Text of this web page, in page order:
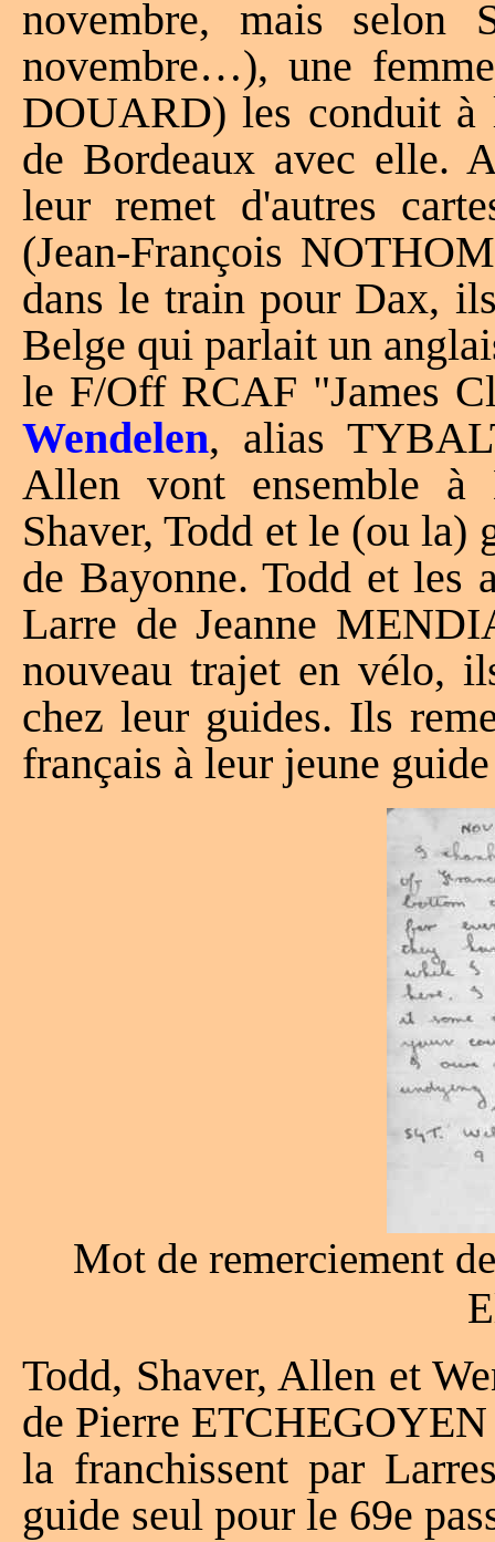
novembre, mais selon
novembre…), une
DOUARD) les conduit à
de Bordeaux avec elle.
leur remet d'autres
(Jean-François
dans le train pour Dax,
Belge qui parlait un
le F/Off RCAF "James
Wendelen, alias
Allen vont ensemble à
Shaver, Todd et le (ou la)
de Bayonne. Todd et les
Larre de Jeanne
nouveau trajet en vélo,
chez leur guides. Ils
français à leur jeune
Mot de remerciement
Todd, Shaver, Allen et
de Pierre
la franchissent par
guide seul pour le 69e